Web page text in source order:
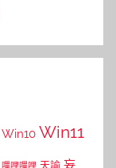
Win10 Win11
天諭 妄